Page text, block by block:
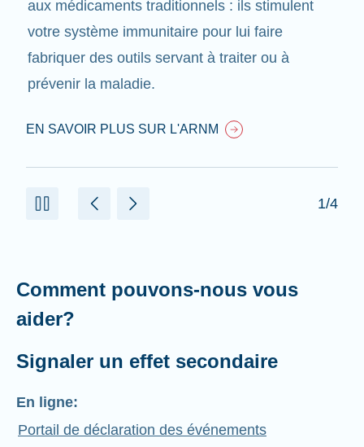
aux médicaments traditionnels : ils stimulent
votre système immunitaire pour lui faire
fabriquer des outils servant à traiter ou à
prévenir la maladie.
EN SAVOIR PLUS SUR L'ARNM
1/4
Comment pouvons-nous vous
aider?
Signaler un effet secondaire
En ligne:
Portail de déclaration des événements